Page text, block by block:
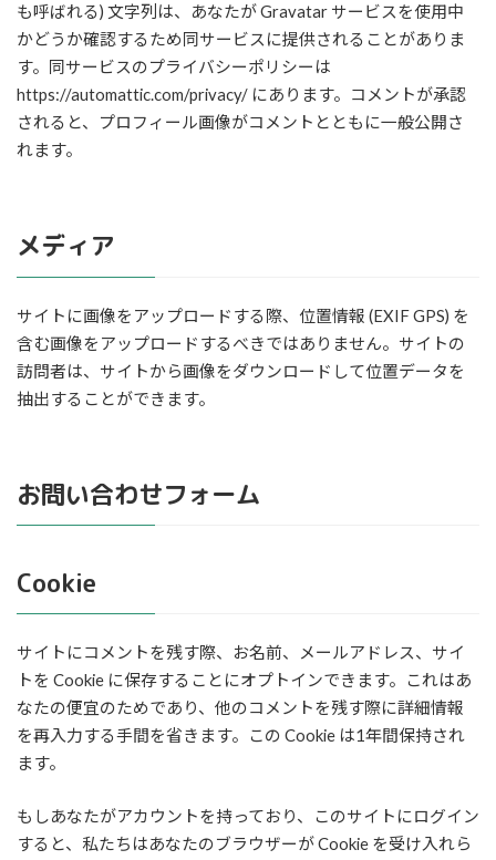
も呼ばれる) 文字列は、あなたが Gravatar サービスを使用中
かどうか確認するため同サービスに提供されることがありま
す。同サービスのプライバシーポリシーは
https://automattic.com/privacy/ にあります。コメントが承認
されると、プロフィール画像がコメントとともに一般公開さ
れます。
メディア
サイトに画像をアップロードする際、位置情報 (EXIF GPS) を
含む画像をアップロードするべきではありません。サイトの
訪問者は、サイトから画像をダウンロードして位置データを
抽出することができます。
お問い合わせフォーム
Cookie
サイトにコメントを残す際、お名前、メールアドレス、サイ
トを Cookie に保存することにオプトインできます。これはあ
なたの便宜のためであり、他のコメントを残す際に詳細情報
を再入力する手間を省きます。この Cookie は1年間保持され
ます。
もしあなたがアカウントを持っており、このサイトにログイン
すると、私たちはあなたのブラウザーが Cookie を受け入れら